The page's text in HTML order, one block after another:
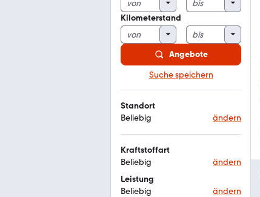
Kilometerstand
Angebote
Suche speichern
Standort
Beliebig
ändern
Kraftstoffart
Beliebig
ändern
Leistung
Beliebig
ändern